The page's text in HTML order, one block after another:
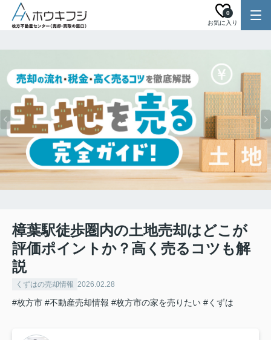
お気に入り
0
樟葉駅徒歩圏内の土地売却はどこが
評価ポイントか？高く売るコツも解
説
くずはの売却情報 2026.02.28
#枚方市 #不動産売却情報 #枚方市の家を売りたい #くずは